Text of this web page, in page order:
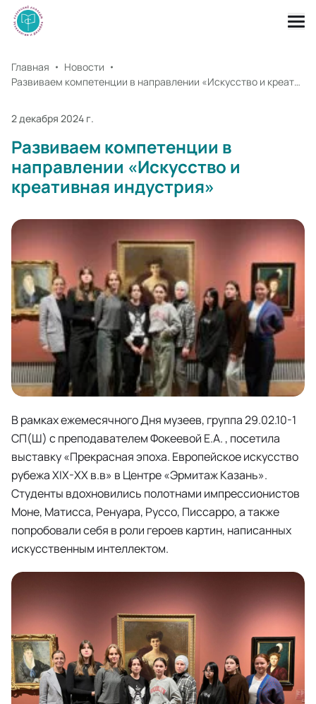
Главная
Новости
Развиваем компетенции в направлении «Искусство и креативная индустрия»
2 декабря 2024 г.
Развиваем компетенции в
направлении «Искусство и
креативная индустрия»
В рамках ежемесячного Дня музеев, группа 29.02.10-1
СП(Ш) с преподавателем Фокеевой Е.А. , посетила
выставку «Прекрасная эпоха. Европейское искусство
рубежа XIX-XX в.в» в Центре «Эрмитаж Казань».
Студенты вдохновились полотнами импрессионистов
Моне, Матисса, Ренуара, Руссо, Писсарро, а также
попробовали себя в роли героев картин, написанных
искусственным интеллектом.